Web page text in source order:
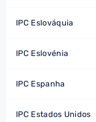
IPC Eslováquia
IPC Eslovénia
IPC Espanha
IPC Estados Unidos